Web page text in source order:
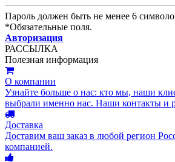
Пароль должен быть не менее 6
*Обязательные поля.
Авторизация
РАССЫЛКА
Полезная информация
О компании
Узнайте больше о нас: кто мы, наши
выбрали именно нас. Наши контакты и
Доставка
Доставим ваш заказ в любой регион
компанией.